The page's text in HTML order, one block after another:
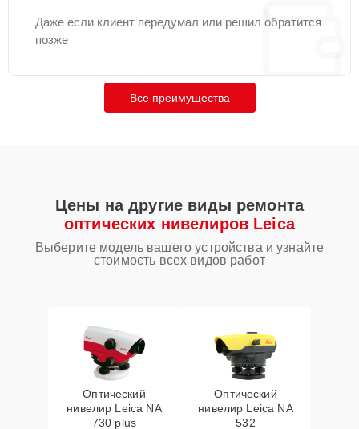
Даже если клиент передумал или решил обратится
позже
Все преимущества
Цены на другие виды ремонта
оптических нивелиров Leica
Выберите модель вашего устройства и узнайте
стоимость всех видов работ
Оптический
нивелир Leica NA
730 plus
Оптический
нивелир Leica NA
532